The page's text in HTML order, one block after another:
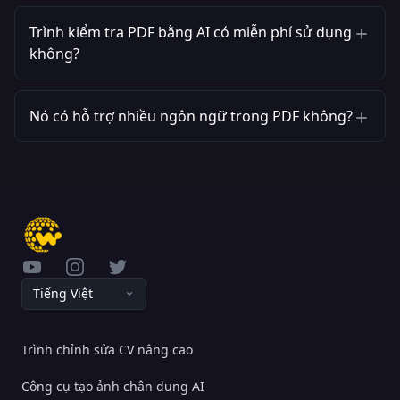
Trình kiểm tra PDF bằng AI có miễn phí sử dụng
không?
Nó có hỗ trợ nhiều ngôn ngữ trong PDF không?
YouTubeInstagramTwitter
Tiếng Việt
Trình chỉnh sửa CV nâng cao
Công cụ tạo ảnh chân dung AI